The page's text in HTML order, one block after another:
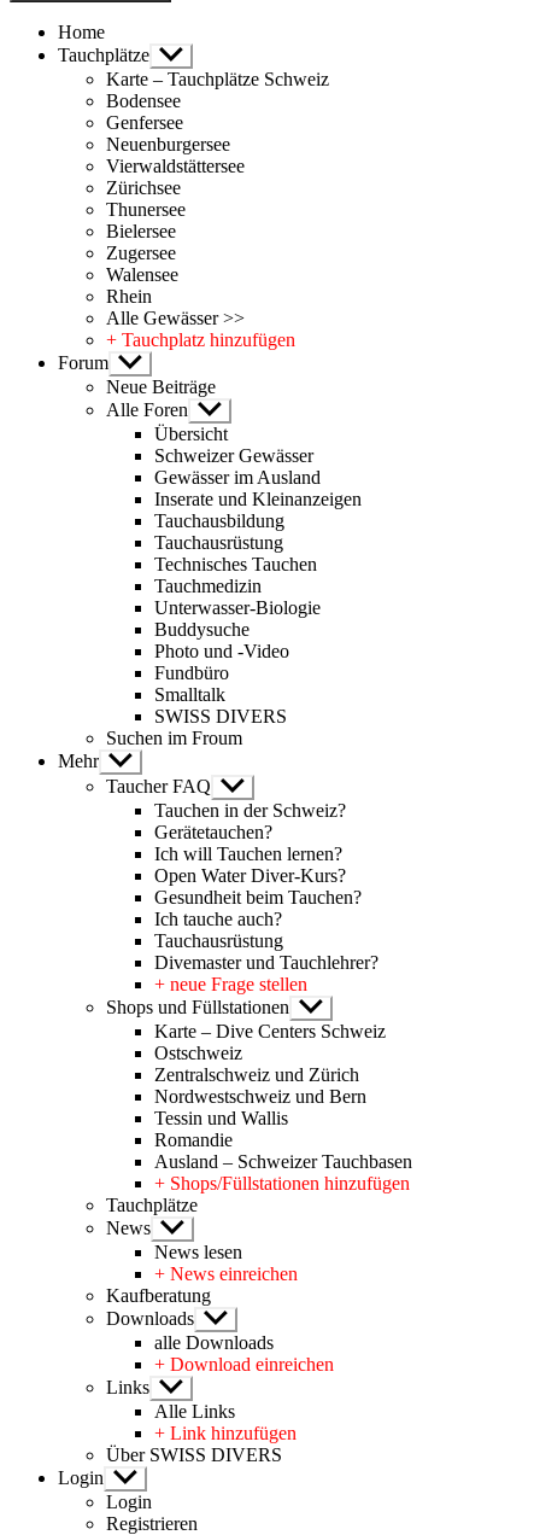
Home
Tauchplätze Untermenü
anzeigen
Karte – Tauchplätze Schweiz
Bodensee
Genfersee
Neuenburgersee
Vierwaldstättersee
Zürichsee
Thunersee
Bielersee
Zugersee
Walensee
Rhein
Alle Gewässer >>
+ Tauchplatz hinzufügen
Forum Untermenü
anzeigen
Neue Beiträge
Alle Foren Untermenü
anzeigen
Übersicht
Schweizer Gewässer
Gewässer im Ausland
Inserate und Kleinanzeigen
Tauchausbildung
Tauchausrüstung
Technisches Tauchen
Tauchmedizin
Unterwasser-Biologie
Buddysuche
Photo und -Video
Fundbüro
Smalltalk
SWISS DIVERS
Suchen im Froum
Mehr Untermenü
anzeigen
Taucher FAQ Untermenü
anzeigen
Tauchen in der Schweiz?
Gerätetauchen?
Ich will Tauchen lernen?
Open Water Diver-Kurs?
Gesundheit beim Tauchen?
Ich tauche auch?
Tauchausrüstung
Divemaster und Tauchlehrer?
+ neue Frage stellen
Shops und Füllstationen Untermenü
anzeigen
Karte – Dive Centers Schweiz
Ostschweiz
Zentralschweiz und Zürich
Nordwestschweiz und Bern
Tessin und Wallis
Romandie
Ausland – Schweizer Tauchbasen
+ Shops/Füllstationen hinzufügen
Tauchplätze
News Untermenü
anzeigen
News lesen
+ News einreichen
Kaufberatung
Downloads Untermenü
anzeigen
alle Downloads
+ Download einreichen
Links Untermenü
anzeigen
Alle Links
+ Link hinzufügen
Über SWISS DIVERS
Login Untermenü
anzeigen
Login
Registrieren